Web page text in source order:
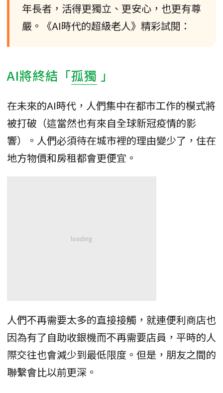
年長者，活得更獨立、更安心，也更有尊
嚴。《AI時代的超級老人》精彩試閱：
AI將終結「孤獨 」
在未來的AI時代，人們集中在都市工作的模式將
被打破（這當然也有來自全球新冠疫情的影
響）。人們必須待在城市裡的理由變少了，住在
地方物價和房租都會更便宜。
人們不再需要太多的直接接觸，就連便利商店也
因為有了自助收銀機而不再需要店員，平時的人
際交往也會減少到最低限度。但是，朋友之間的
聯繫會比以前更深。